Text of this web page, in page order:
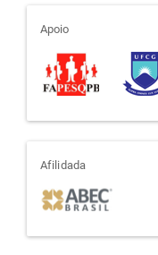
apoio
Apoio
afiliada
Afilidada